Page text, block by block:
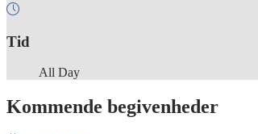
Tid
All Day
Kommende begivenheder